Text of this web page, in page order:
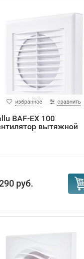
избранное сравнить
BAF-EX 100
вытяжной
руб.